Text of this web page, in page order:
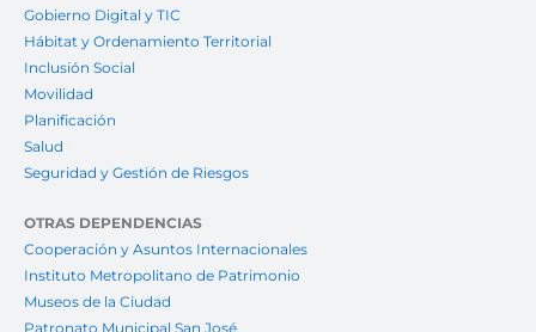
Gobierno Digital y TIC
Hábitat y Ordenamiento Territorial
Inclusión Social
Movilidad
Planificación
Salud
Seguridad y Gestión de Riesgos
OTRAS DEPENDENCIAS
Cooperación y Asuntos Internacionales
Instituto Metropolitano de Patrimonio
Museos de la Ciudad
Patronato Municipal San José